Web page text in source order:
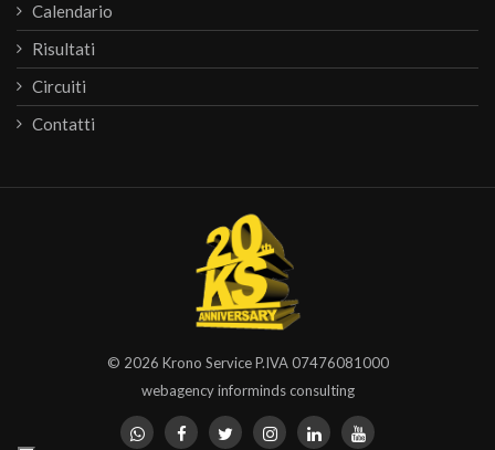
Calendario
Risultati
Circuiti
Contatti
© 2026 Krono ServiceP.IVA 07476081000
webagency informinds consulting